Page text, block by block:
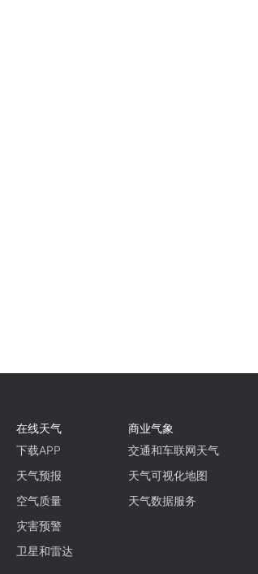
在线天气
下载APP
天气预报
空气质量
灾害预警
卫星和雷达
商业气象
交通和车联网天气
天气可视化地图
天气数据服务